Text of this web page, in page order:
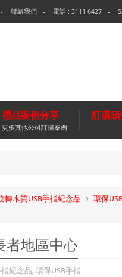
聯絡我們 電話 : 3111 6427
禮品案例分享
更多其他公司訂購案例
訂購
轉木質USB手指紀念品 環保
者地區中心
紀念品, 環保USB手指